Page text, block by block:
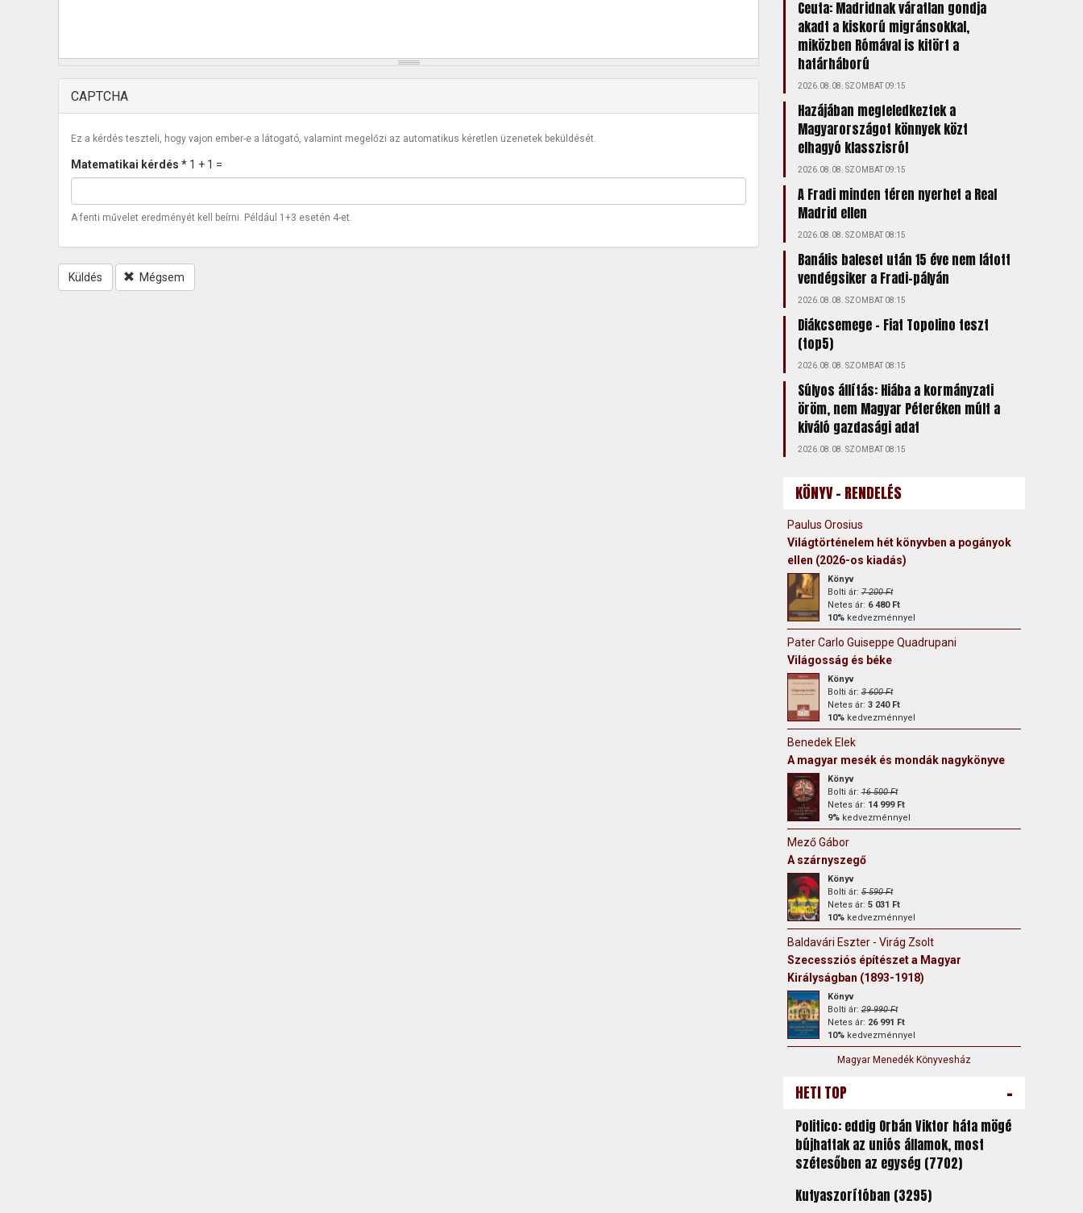
CAPTCHA
Ez a kérdés teszteli, hogy vajon ember-e a látogató, valamint megelőzi az automatikus kéretlen üzenetek beküldését.
Matematikai kérdés * 1 + 1 =
A fenti művelet eredményét kell beírni. Például 1+3 esetén 4-et.
Küldés Mégsem
Ceuta: Madridnak váratlan gondja
akadt a kiskorú migránsokkal,
miközben Rómával is kitört a
határháború
2026.08.08. SZOMBAT 09:15
Hazájában megfeledkeztek a
Magyarországot könnyek közt
elhagyó klasszisról
2026.08.08. SZOMBAT 09:15
A Fradi minden téren nyerhet a Real
Madrid ellen
2026.08.08. SZOMBAT 08:15
Banális baleset után 15 éve nem látott
vendégsiker a Fradi-pályán
2026.08.08. SZOMBAT 08:15
Diákcsemege – Fiat Topolino teszt
(top5)
2026.08.08. SZOMBAT 08:15
Súlyos állítás: Hiába a kormányzati
öröm, nem Magyar Péteréken múlt a
kiváló gazdasági adat
2026.08.08. SZOMBAT 08:15
KÖNYV - RENDELÉS
Paulus Orosius
Világtörténelem hét könyvben a pogányok
ellen (2026-os kiadás)
Könyv
Bolti ár:7 200 Ft
Netes ár: 6 480 Ft
10%kedvezménnyel
Pater Carlo Guiseppe Quadrupani
Világosság és béke
Könyv
Bolti ár:3 600 Ft
Netes ár: 3 240 Ft
10%kedvezménnyel
Benedek Elek
A magyar mesék és mondák nagykönyve
Könyv
Bolti ár:16 500 Ft
Netes ár: 14 999 Ft
9%kedvezménnyel
Mező Gábor
A szárnyszegő
Könyv
Bolti ár:5 590 Ft
Netes ár: 5 031 Ft
10%kedvezménnyel
Baldavári Eszter - Virág Zsolt
Szecessziós építészet a Magyar
Királyságban (1893-1918)
Könyv
Bolti ár:29 990 Ft
Netes ár: 26 991 Ft
10%kedvezménnyel
Magyar Menedék Könyvesház
HETI TOP -
Politico: eddig Orbán Viktor háta mögé
bújhattak az uniós államok, most
szétesőben az egység (7702)
Kutyaszorítóban (3295)